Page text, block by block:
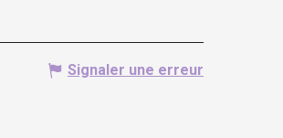
Signaler une erreur